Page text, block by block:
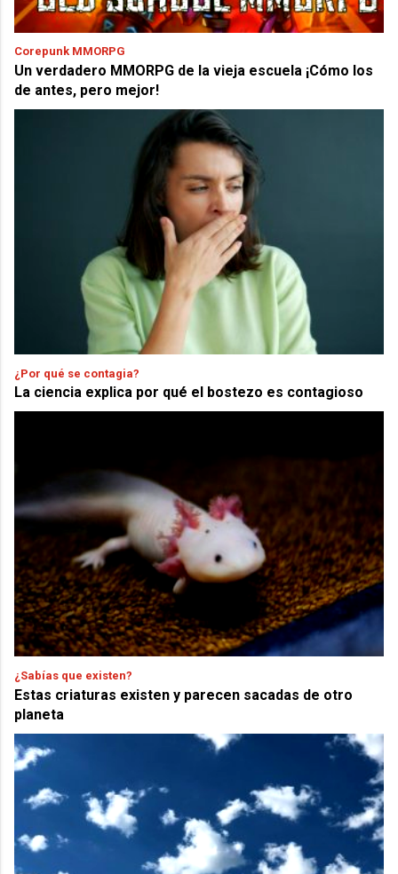
Corepunk MMORPG
Un verdadero MMORPG de la vieja escuela ¡Cómo los
de antes, pero mejor!
¿Por qué se contagia?
La ciencia explica por qué el bostezo es contagioso
¿Sabías que existen?
Estas criaturas existen y parecen sacadas de otro
planeta